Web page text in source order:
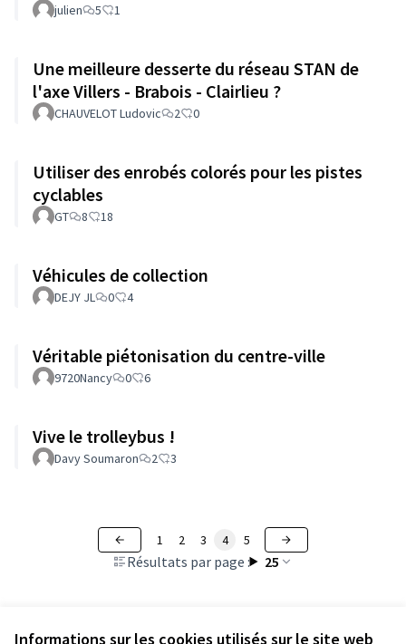
Informations sur les cookies utilisés sur le site web
julien 5 1
Une meilleure desserte du réseau STAN de
l'axe Villers - Brabois - Clairlieu ?
CHAUVELOT Ludovic 2 0
Utiliser des enrobés colorés pour les pistes
cyclables
GT 8 18
Véhicules de collection
DEJY JL 0 4
Véritable piétonisation du centre-ville
9720Nancy 0 6
Vive le trolleybus !
Davy Soumaron 2 3
Résultats par page : 25
1 2 3 4 5
Voir toutes les propositions retirées